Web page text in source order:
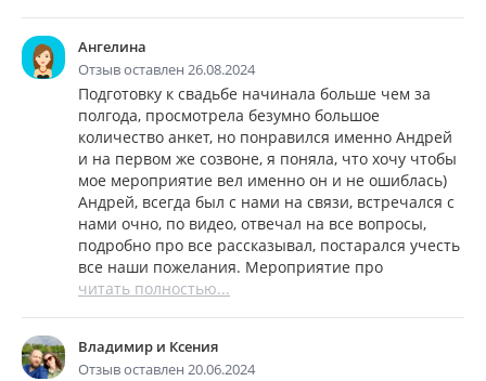
Ангелина
Отзыв оставлен 26.08.2024
Подготовку к свадьбе начинала больше чем за
полгода, просмотрела безумно большое
количество анкет, но понравился именно Андрей
и на первом же созвоне, я поняла, что хочу чтобы
мое мероприятие вел именно он и не ошиблась)
Андрей, всегда был с нами на связи, встречался с
нами очно, по видео, отвечал на все вопросы,
подробно про все рассказывал, постарался учесть
все наши пожелания. Мероприятие про
читать полностью...
Владимир и Ксения
Отзыв оставлен 20.06.2024